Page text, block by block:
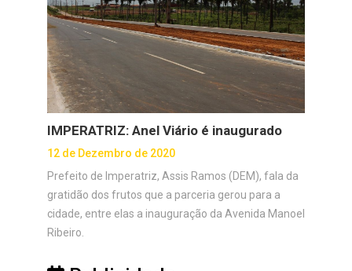
IMPERATRIZ: Anel Viário é inaugurado
12 de Dezembro de 2020
Prefeito de Imperatriz, Assis Ramos (DEM), fala da
gratidão dos frutos que a parceria gerou para a
cidade, entre elas a inauguração da Avenida Manoel
Ribeiro.